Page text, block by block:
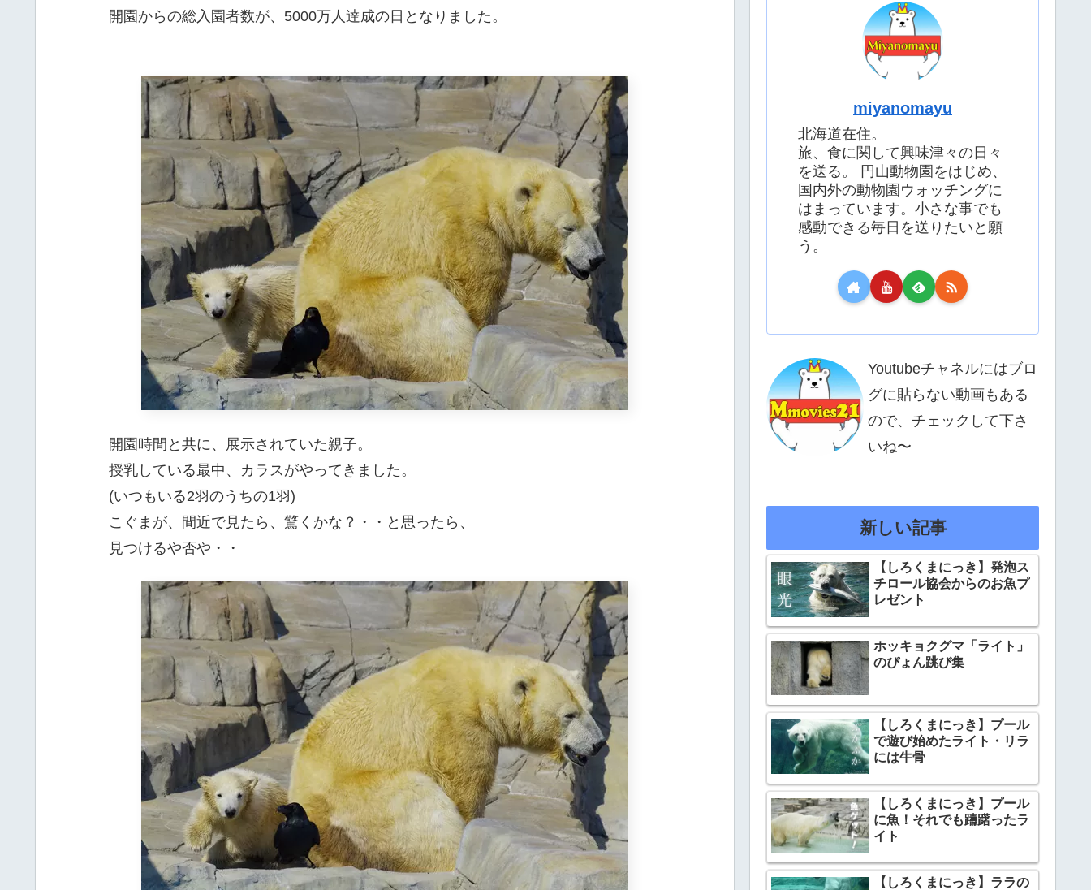
開園からの総入園者数が、5000万人達成の日となりました。
開園時間と共に、展示されていた親子。
授乳している最中、カラスがやってきました。
(いつもいる2羽のうちの1羽)
こぐまが、間近で見たら、驚くかな？・・と思ったら、
見つけるや否や・・
miyanomayu
北海道在住。
旅、食に関して興味津々の日々
を送る。 円山動物園をはじめ、
国内外の動物園ウォッチングに
はまっています。小さな事でも
感動できる毎日を送りたいと願
う。
Youtubeチャネルにはブロ
グに貼らない動画もある
ので、チェックして下さ
いね〜
新しい記事
【しろくまにっき】発泡ス
チロール協会からのお魚プ
レゼント
ホッキョクグマ「ライト」
のぴょん跳び集
【しろくまにっき】プール
で遊び始めたライト・リラ
には牛骨
【しろくまにっき】プール
に魚！それでも躊躇ったラ
イト
【しろくまにっき】ララの